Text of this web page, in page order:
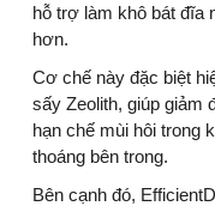
hỗ trợ làm khô bát đĩa
hơn.
Cơ chế này đặc biệt
sấy Zeolith, giúp giảm
hạn chế mùi hôi trong
thoáng bên trong.
Bên cạnh đó,